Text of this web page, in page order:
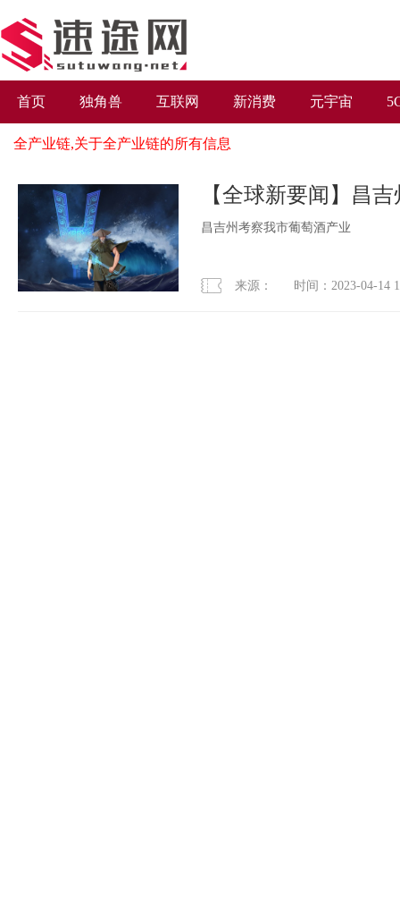
首页 独角兽 互联网 新消费 元宇宙
全产业链,关于全产业链的所有信息
【全球新要闻】昌
昌吉州考察我市葡萄酒产业
来源： 时间：2023-04-14